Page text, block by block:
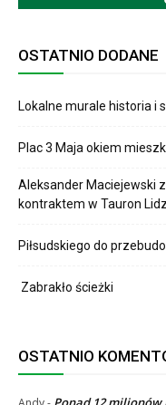
OSTATNIO DODANE
Lokalne murale historia i
Plac 3 Maja okiem
Aleksander Maciejewski
kontraktem w Tauron
Piłsudskiego do
Zabrakło ścieżki
OSTATNIO